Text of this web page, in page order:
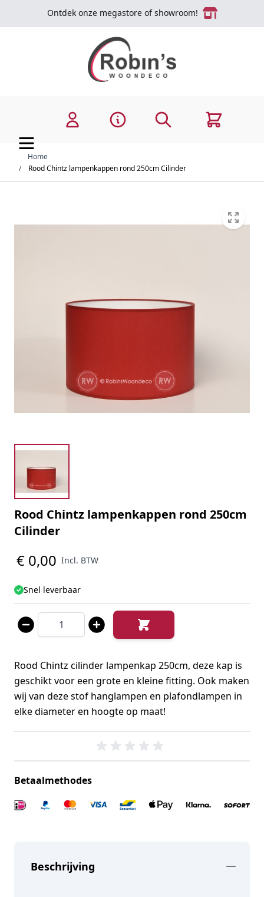
Ga naar de inhoudOntdek onze megastore of showroom!
Zoek Cart
Home
/
Rood Chintz lampenkappen rond 250cm Cilinder
Rood Chintz lampenkappen rond 250cm
Cilinder
€ 0,00 Incl. BTW
Snel leverbaar
Aantal
Rood Chintz cilinder lampenkap 250cm, deze kap is
geschikt voor een grote en kleine fitting. Ook maken
wij van deze stof hanglampen en plafondlampen in
elke diameter en hoogte op maat!
Betaalmethodes
Beschrijving